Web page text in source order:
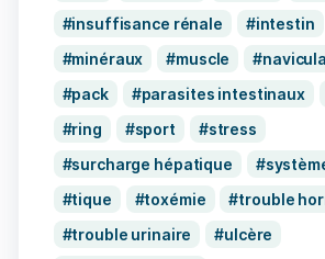
insuffisance rénale
intestin
minéraux
muscle
pack
parasites intestinaux
ring
sport
stress
surcharge hépatique
tique
toxémie
trouble
trouble urinaire
ulcère